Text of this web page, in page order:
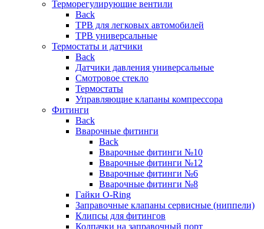
Терморегулирующие вентили
Back
ТРВ для легковых автомобилей
ТРВ универсальные
Термостаты и датчики
Back
Датчики давления универсальные
Смотровое стекло
Термостаты
Управляющие клапаны компрессора
Фитинги
Back
Вварочные фитинги
Back
Вварочные фитинги №10
Вварочные фитинги №12
Вварочные фитинги №6
Вварочные фитинги №8
Гайки O-Ring
Заправочные клапаны сервисные (ниппели)
Клипсы для фитингов
Колпачки на заправочный порт